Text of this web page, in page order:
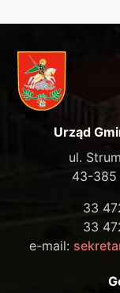
Urząd
ul.
43-385
33
33
e-mail: